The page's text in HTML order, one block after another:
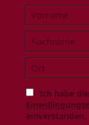
Ich habe die
einverstanden.